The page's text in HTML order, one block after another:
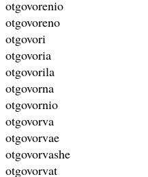
otgovorenio
otgovoreno
otgovori
otgovoria
otgovorila
otgovorna
otgovornio
otgovorva
otgovorvae
otgovorvashe
otgovorvat